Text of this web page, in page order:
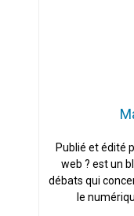
Publié et édité
web ? est un
débats qui
le